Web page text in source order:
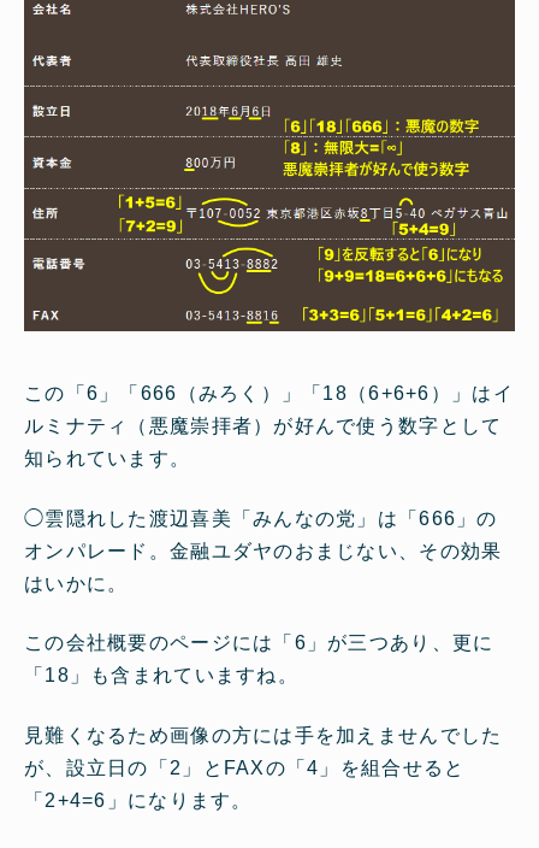
この「6」「666（みろく）」「18（6+6+6）」はイ
ルミナティ（悪魔崇拝者）が好んで使う数字として
知られています。
◯雲隠れした渡辺喜美「みんなの党」は「666」の
オンパレード。金融ユダヤのおまじない、その効果
はいかに。
この会社概要のページには「6」が三つあり、更に
「18」も含まれていますね。
見難くなるため画像の方には手を加えませんでした
が、設立日の「2」とFAXの「4」を組合せると
「2+4=6」になります。